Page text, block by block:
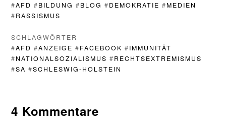
#AFD #BILDUNG #BLOG #DEMOKRATIE #MEDIEN
#RASSISMUS
SCHLAGWÖRTER
#AFD #ANZEIGE #FACEBOOK #IMMUNITÄT
#NATIONALSOZIALISMUS #RECHTSEXTREMISMUS
#SA #SCHLESWIG-HOLSTEIN
4 Kommentare